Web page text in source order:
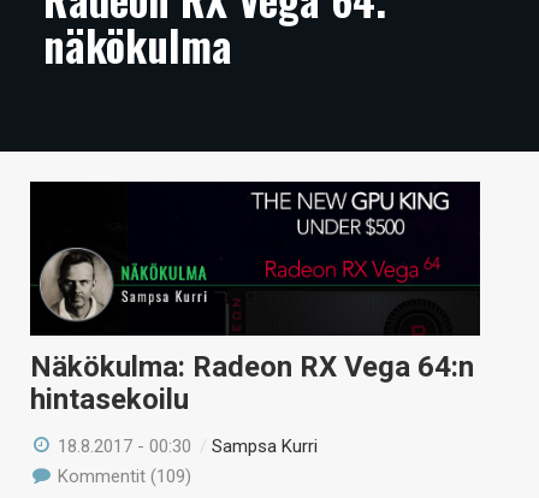
ARTIKKELIT
TIETOA
KAUPPA
VAIHDA TEEMA
HAKU
näkökulma
Näkökulma: Radeon RX Vega 64:n
hintasekoilu
18.8.2017 - 00:30 /Sampsa Kurri
Kommentit (109)